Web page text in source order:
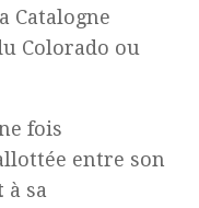
Catalogne
Colorado ou
fois
entre son
à sa